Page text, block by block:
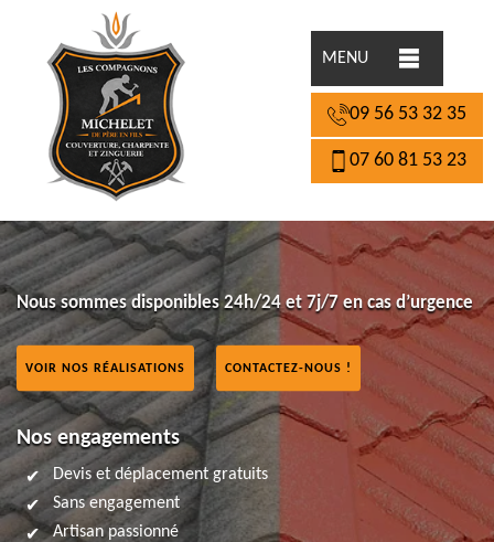
MENU
09 56 53 32 35
07 60 81 53 23
Nous sommes disponibles 24h/24 et 7j/7 en cas d’urgence
VOIR NOS RÉALISATIONS CONTACTEZ-NOUS !
Nos engagements
Devis et déplacement gratuits
Sans engagement
Artisan passionné